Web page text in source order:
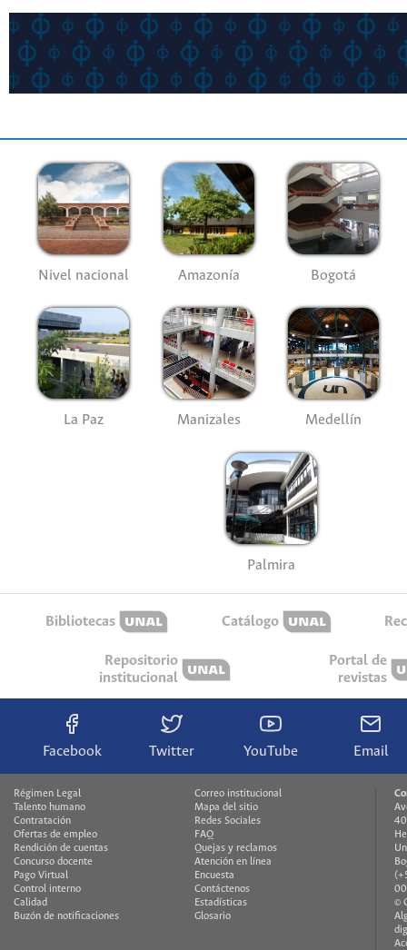
Nivel nacional Amazonía Bogotá
La Paz Manizales Medellín
Palmira
Bibliotecas Catálogo
Repositorio
institucional
Portal de
revistas
Facebook Twitter YouTube Email
Régimen Legal
Talento humano
Contratación
Ofertas de empleo
Rendición de cuentas
Concurso docente
Pago Virtual
Control interno
Calidad
Buzón de notificaciones
Correo institucional
Mapa del sitio
Redes Sociales
FAQ
Quejas y reclamos
Atención en línea
Encuesta
Contáctenos
Estadísticas
Glosario
©